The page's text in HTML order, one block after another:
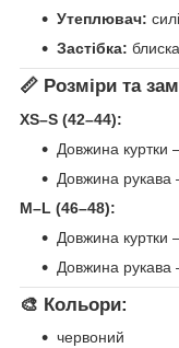
Утеплювач:
Застібка:
📏 Розміри та
XS–S (42–44):
Довжина куртки
Довжина
M–L (46–48):
Довжина куртки
Довжина
🎨 Кольори:
червоний